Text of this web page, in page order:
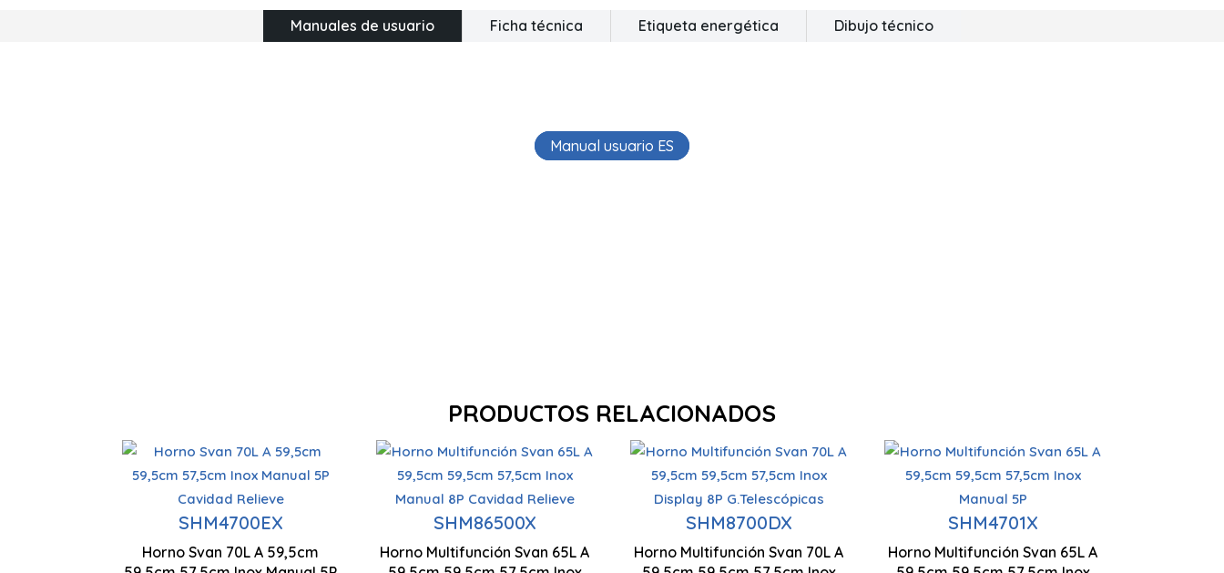
Manuales de usuario Ficha técnica Etiqueta energética Dibujo técnico
Manual usuario ES
PRODUCTOS RELACIONADOS
SHM4700EX
Horno Svan 70L A 59,5cm
Capacidad 70 Litros
Control Manual Limpieza Al vapor
595 x 595 x 575 mm
SHM86500X
Horno Multifunción Svan 65L A
Capacidad 65 Litros
Nº Programas 8 Limpieza Al vapor
595 x 595 x 575 mm
SHM8700DX
Horno Multifunción Svan 70L A
Horno Multifunción
Capacidad 70 Litros Nº Programas 8
595 x 595 x 575 mm
SHM4701X
Horno Multifunción Svan 65L A
Horno Multifunción
Capacidad 65 Litros